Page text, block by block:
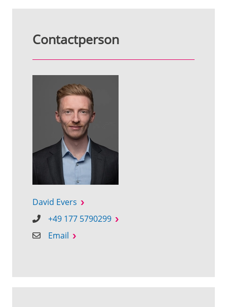
Contactperson
David Evers
+49 177 5790299
Email